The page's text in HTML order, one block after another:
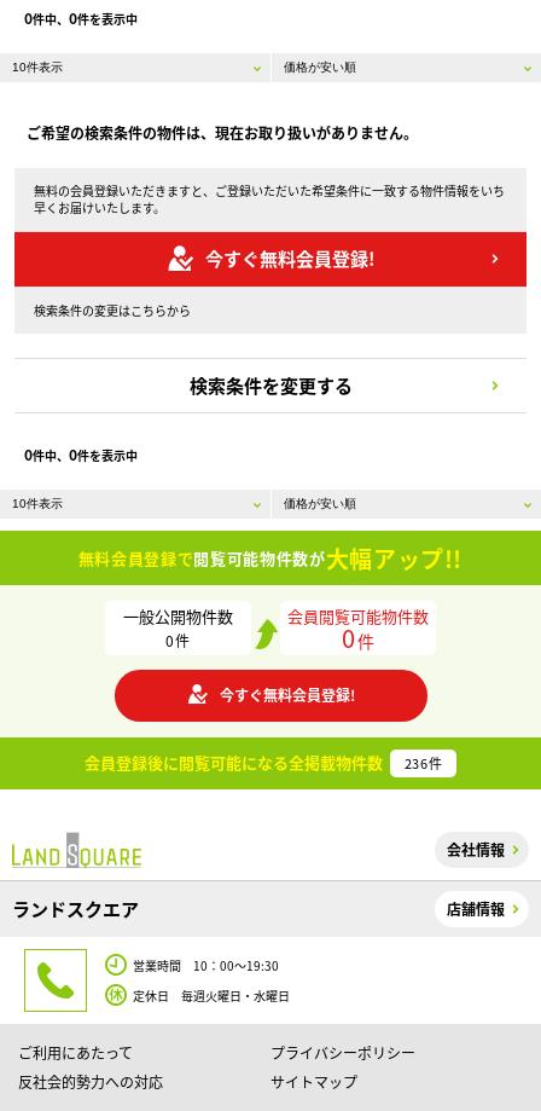
0件中、 0件を表示中
ご希望の検索条件の物件は、現在お取り扱いがありません。
無料の会員登録いただきますと、ご登録いただいた希望条件に一致する物件情報をいち
早くお届けいたします。
今すぐ無料会員登録!
検索条件の変更はこちらから
検索条件を変更する
0件中、 0件を表示中
無料会員登録で閲覧可能物件数が大幅アップ!!
一般公開物件数
0件
会員閲覧可能物件数
0件
今すぐ無料会員登録!
会員登録後に閲覧可能になる全掲載物件数 236件
会社情報
ランドスクエア 店舗情報
営業時間 10：00～19:30
定休日 毎週火曜日・水曜日
ご利用にあたって
プライバシーポリシー
反社会的勢力への対応
サイトマップ